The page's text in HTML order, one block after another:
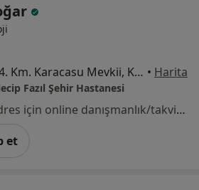
Gaziantep Yolu 14. Km. Karacasu Mevkii, Kahramanmaraş • Harita
Fazıl Şehir Hastanesi
Bu uzman ilgili adres için online danışmanlık/takvim sunmuyor.
et